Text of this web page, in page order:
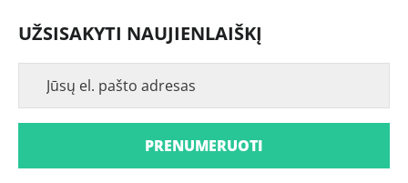
UŽSISAKYTI NAUJIENLAIŠKĮ
PRENUMERUOTI